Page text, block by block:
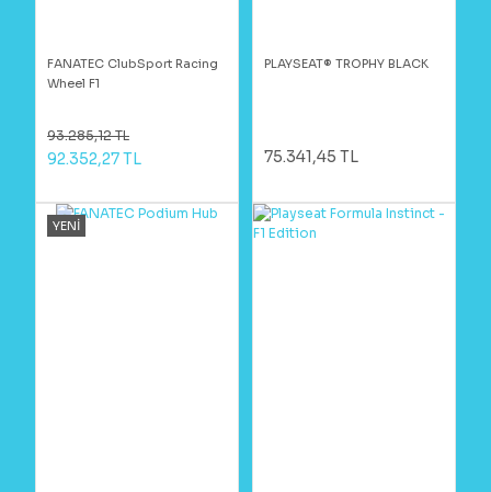
FANATEC ClubSport Racing
Wheel F1
93.285,12 TL
92.352,27 TL
PLAYSEAT® TROPHY BLACK
75.341,45 TL
YENİ